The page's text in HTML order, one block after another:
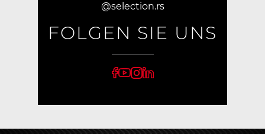
@selection.rs
FOLGEN SIE UNS